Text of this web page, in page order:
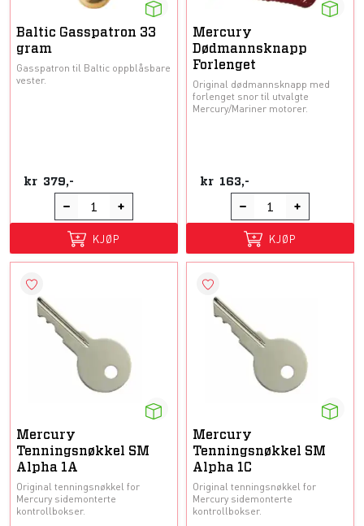
Baltic Gasspatron 33
gram
Gasspatron til Baltic oppblåsbare
vester.
kr 379,-
KJØP
Mercury
Dødmannsknapp
Forlenget
Original dødmannsknapp med
forlenget snor til utvalgte
Mercury/Mariner motorer.
kr 163,-
KJØP
Mercury
Tenningsnøkkel SM
Alpha 1A
Original tenningsnøkkel for
Mercury sidemonterte
kontrollbokser.
Mercury
Tenningsnøkkel SM
Alpha 1C
Original tenningsnøkkel for
Mercury sidemonterte
kontrollbokser.